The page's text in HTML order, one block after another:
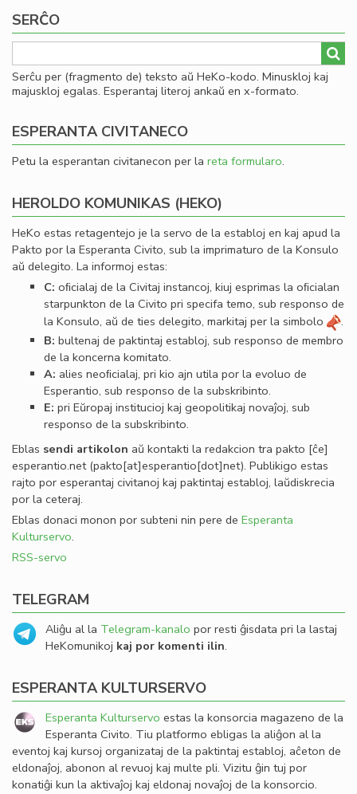
SERĈO
Serĉu per (fragmento de) teksto aŭ HeKo-kodo. Minuskloj kaj
majuskloj egalas. Esperantaj literoj ankaŭ en x-formato.
ESPERANTA CIVITANECO
Petu la esperantan civitanecon per la reta formularo.
HEROLDO KOMUNIKAS (HEKO)
HeKo estas retagentejo je la servo de la establoj en kaj apud la
Pakto por la Esperanta Civito, sub la imprimaturo de la Konsulo
aŭ delegito. La informoj estas:
C: oﬁcialaj de la Civitaj instancoj, kiuj esprimas la oﬁcialan
starpunkton de la Civito pri specifa temo, sub responso de
la Konsulo, aŭ de ties delegito, markitaj per la simbolo
.
B: bultenaj de paktintaj establoj, sub responso de membro
de la koncerna komitato.
A: alies neoﬁcialaj, pri kio ajn utila por la evoluo de
Esperantio, sub responso de la subskribinto.
E: pri Eŭropaj institucioj kaj geopolitikaj novaĵoj, sub
responso de la subskribinto.
Eblas sendi artikolon aŭ kontakti la redakcion tra pakto [ĉe]
esperantio.net(pakto[at]esperantio[dot]net). Publikigo estas
rajto por esperantaj civitanoj kaj paktintaj establoj, laŭdiskrecia
por la ceteraj.
Eblas donaci monon por subteni nin pere de Esperanta
Kulturservo.
RSS-servo
TELEGRAM
Aliĝu al la Telegram-kanalo por resti ĝisdata pri la lastaj
HeKomunikoj kaj por komenti ilin.
ESPERANTA KULTURSERVO
Esperanta Kulturservo estas la konsorcia magazeno de la
Esperanta Civito. Tiu platformo ebligas la aliĝon al la
eventoj kaj kursoj organizataj de la paktintaj establoj, aĉeton de
eldonaĵoj, abonon al revuoj kaj multe pli. Vizitu ĝin tuj por
konatiĝi kun la aktivaĵoj kaj eldonaj novaĵoj de la konsorcio.